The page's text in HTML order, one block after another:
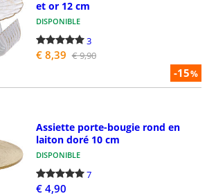
-15%
et or 12 cm
DISPONIBLE
3
€ 8,39 € 9,90
Assiette porte-bougie rond en
laiton doré 10 cm
DISPONIBLE
7
€ 4,90